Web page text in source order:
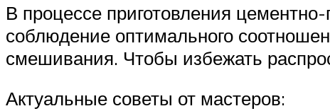
В процессе приготовления
соблюдение оптимального
смешивания. Чтобы избежать
Актуальные советы от мастеров: